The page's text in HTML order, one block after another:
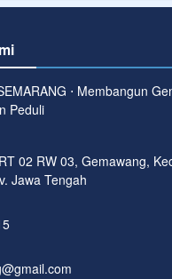
⋅ Membangun
Peduli
02 RW 03, Gemawang,
Jawa Tengah